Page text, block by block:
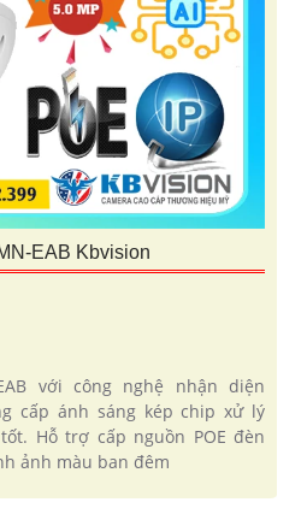
EAB Kbvision
EAB với công nghệ nhận diện
cấp ánh sáng kép chip xử lý
Hỗ trợ cấp nguồn POE đèn
ảnh màu ban đêm